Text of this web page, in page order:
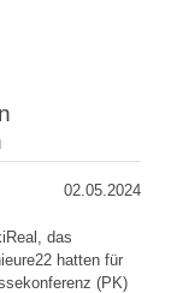
02.05.2024
das
hatten für
(PK)